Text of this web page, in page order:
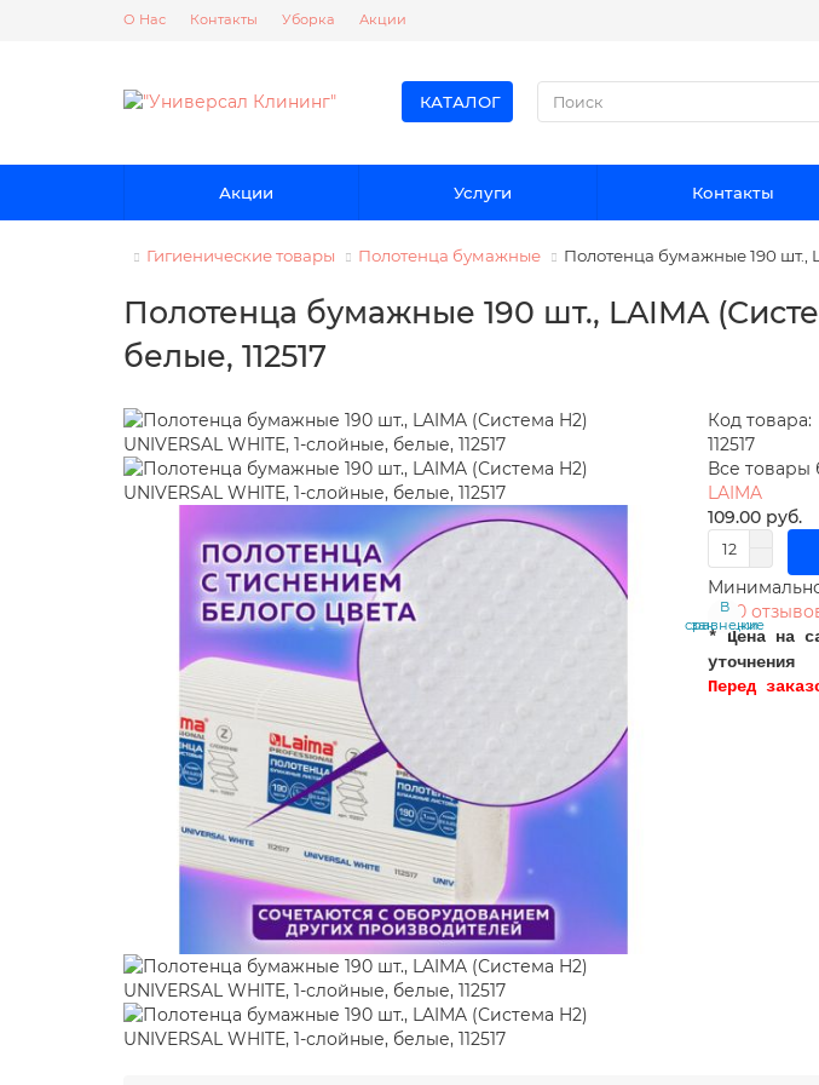
О Нас Контакты Уборка Акции
КАТАЛОГ
Акции Услуги Контакты
Гигиенические товары Полотенца бумажные Полотенца бумажные 190 шт.,
Полотенца бумажные 190 шт., LAIMA
белые, 112517
Код товара:
112517
Все товары
LAIMA
109.00 руб.
В
закладки
В
сравнение
0
* Цена на
уточнения
Перед